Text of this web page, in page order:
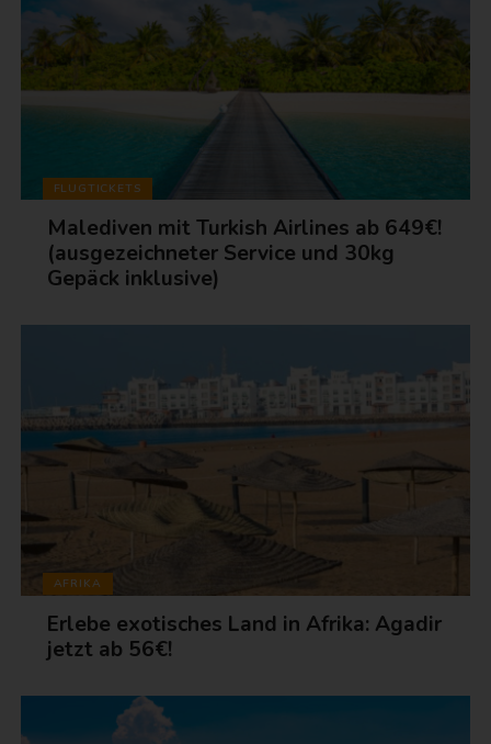
FLUGTICKETS
Malediven mit Turkish Airlines ab 649€!
(ausgezeichneter Service und 30kg
Gepäck inklusive)
AFRIKA
Erlebe exotisches Land in Afrika: Agadir
jetzt ab 56€!